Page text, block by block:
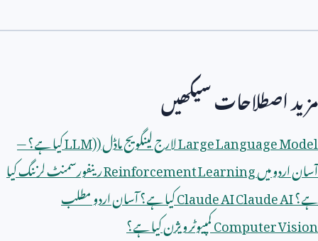
مزید اصطلاحات سیکھیں
Large Language Modelلارج لینگویج ماڈل (LLM)کیا ہے؟ —
آسان اردو میںReinforcement Learningرینفورسمنٹ لرننگ کیا
ہے؟Claude AI
Claude AIکیا ہے؟ آسان اردو مطلب
Computer Visionکمپیوٹر ویژن کیا ہے؟